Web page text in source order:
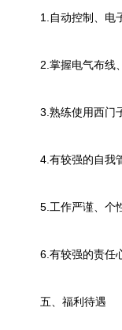
1.自动控制、电子
2.掌握电气布线、
3.熟练使用西门子
4.有较强的自我管
5.工作严谨、个性
6.有较强的责任心
五、福利待遇